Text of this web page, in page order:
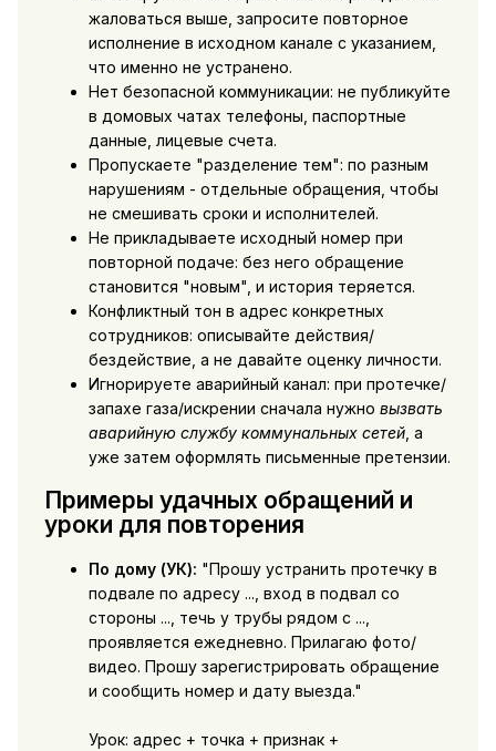
жаловаться выше, запросите повторное
исполнение в исходном канале с указанием,
что именно не устранено.
Нет безопасной коммуникации: не публикуйте
в домовых чатах телефоны, паспортные
данные, лицевые счета.
Пропускаете "разделение тем": по разным
нарушениям - отдельные обращения, чтобы
не смешивать сроки и исполнителей.
Не прикладываете исходный номер при
повторной подаче: без него обращение
становится "новым", и история теряется.
Конфликтный тон в адрес конкретных
сотрудников: описывайте действия/
бездействие, а не давайте оценку личности.
Игнорируете аварийный канал: при протечке/
запахе газа/искрении сначала нужно вызвать
аварийную службу коммунальных сетей, а
уже затем оформлять письменные претензии.
Примеры удачных обращений и
уроки для повторения
По дому (УК): "Прошу устранить протечку в
подвале по адресу ..., вход в подвал со
стороны ..., течь у трубы рядом с ...,
проявляется ежедневно. Прилагаю фото/
видео. Прошу зарегистрировать обращение
и сообщить номер и дату выезда."
Урок: адрес + точка + признак +